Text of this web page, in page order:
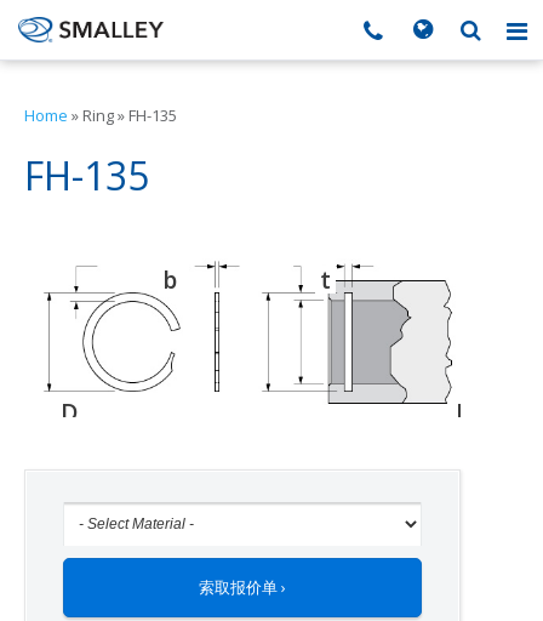
Search form
搜索
Home » Ring» FH-135
FH-135
b t
D
Do
索取报价单 ›